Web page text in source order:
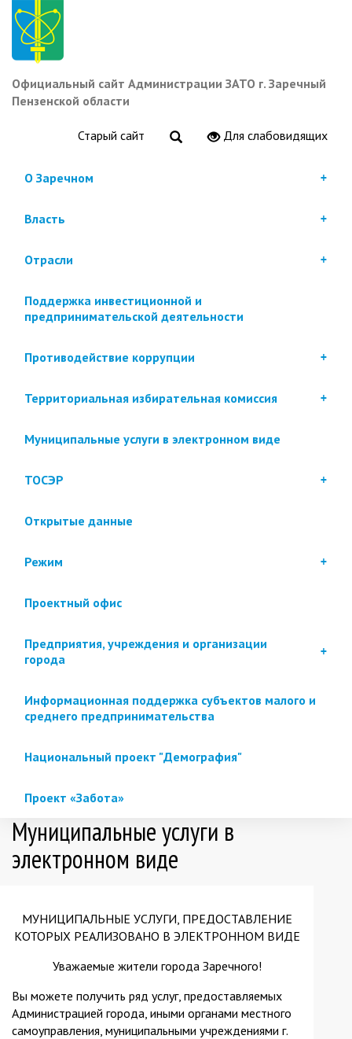
Перейти
основному
содержанию
Официальный сайт Администрации ЗАТО г. Заречный
Пензенской области
Старый сайт Для слабовидящих
О Заречном
Власть
Отрасли
Поддержка инвестиционной и
предпринимательской деятельности
Противодействие коррупции
Территориальная избирательная комиссия
Муниципальные услуги в электронном виде
ТОСЭР
Открытые данные
Режим
Проектный офис
Предприятия, учреждения и организации
города
Информационная поддержка субъектов малого и
среднего предпринимательства
Национальный проект "Демография"
Проект «Забота»
Муниципальные услуги в
электронном виде
МУНИЦИПАЛЬНЫЕ УСЛУГИ, ПРЕДОСТАВЛЕНИЕ
КОТОРЫХ РЕАЛИЗОВАНО В ЭЛЕКТРОННОМ ВИДЕ
Уважаемые жители города Заречного!
Вы можете получить ряд услуг, предоставляемых
Администрацией города, иными органами местного
самоуправления, муниципальными учреждениями г.